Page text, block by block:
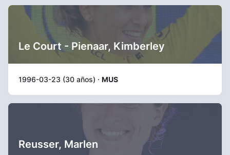
Le Court - Pienaar, Kimberley
1996-03-23 (30 años) · MUS
Reusser, Marlen